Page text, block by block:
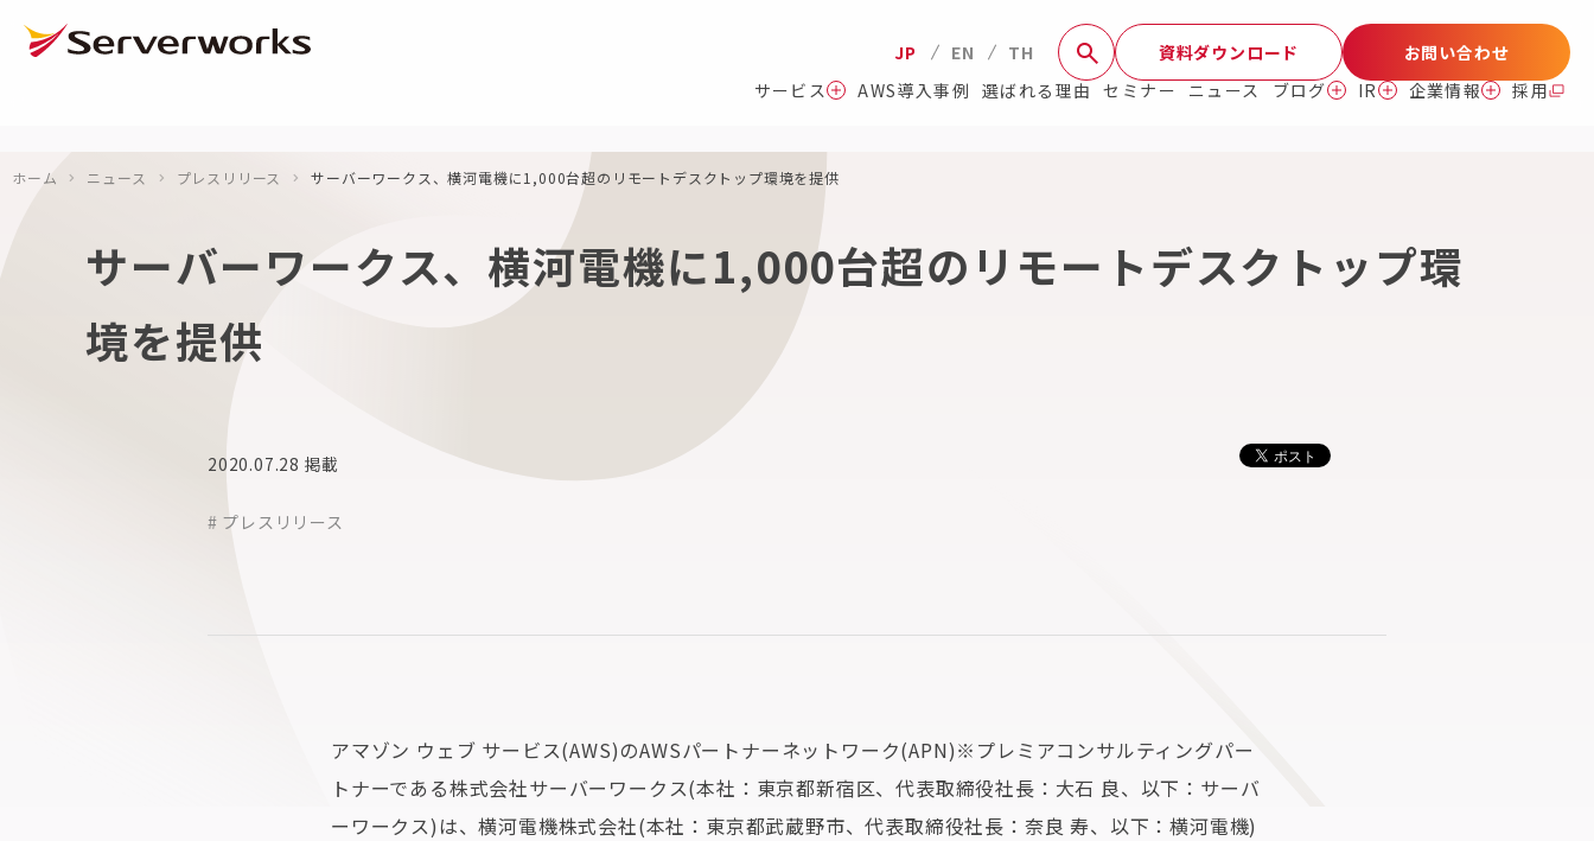
JP EN TH 資料ダウンロード
お問い合わせ
サービス
AWS導入事例 選ばれる理由 セミナー ニュース ブログ IR 企業情報 採用
ホーム ニュース プレスリリース サーバーワークス、横河電機に1,000台超のリモートデスクトップ環境を提供
サーバーワークス、横河電機に1,000台超のリモートデスクトップ環
境を提供
2020.07.28 掲載
# プレスリリース
アマゾン ウェブ サービス(AWS)のAWSパートナーネットワーク(APN)※プレミアコンサルティングパー
トナーである株式会社サーバーワークス(本社：東京都新宿区、代表取締役社長：大石 良、以下：サーバ
ーワークス)は、横河電機株式会社(本社：東京都武蔵野市、代表取締役社長：奈良 寿、以下：横河電機)